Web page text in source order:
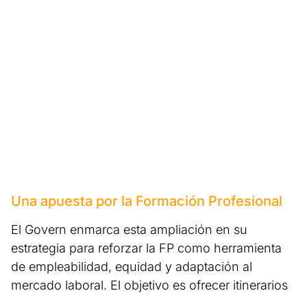
Una apuesta por la Formación Profesional
El Govern enmarca esta ampliación en su
estrategia para reforzar la FP como herramienta
de empleabilidad, equidad y adaptación al
mercado laboral. El objetivo es ofrecer itinerarios